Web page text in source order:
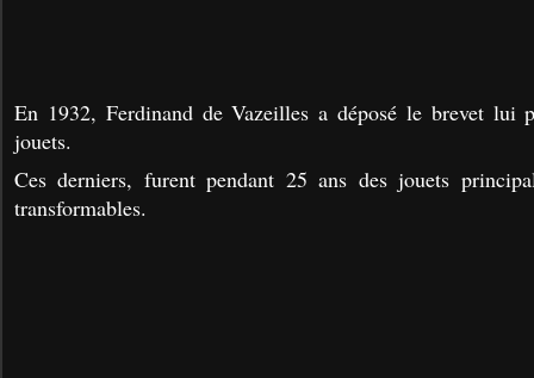
En 1932, Ferdinand de Vazeilles a déposé le brevet lui
jouets.
Ces derniers, furent pendant 25 ans des jouets
transformables.